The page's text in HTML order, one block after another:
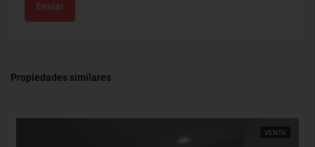
Enviar
Propiedades similares
VENTA